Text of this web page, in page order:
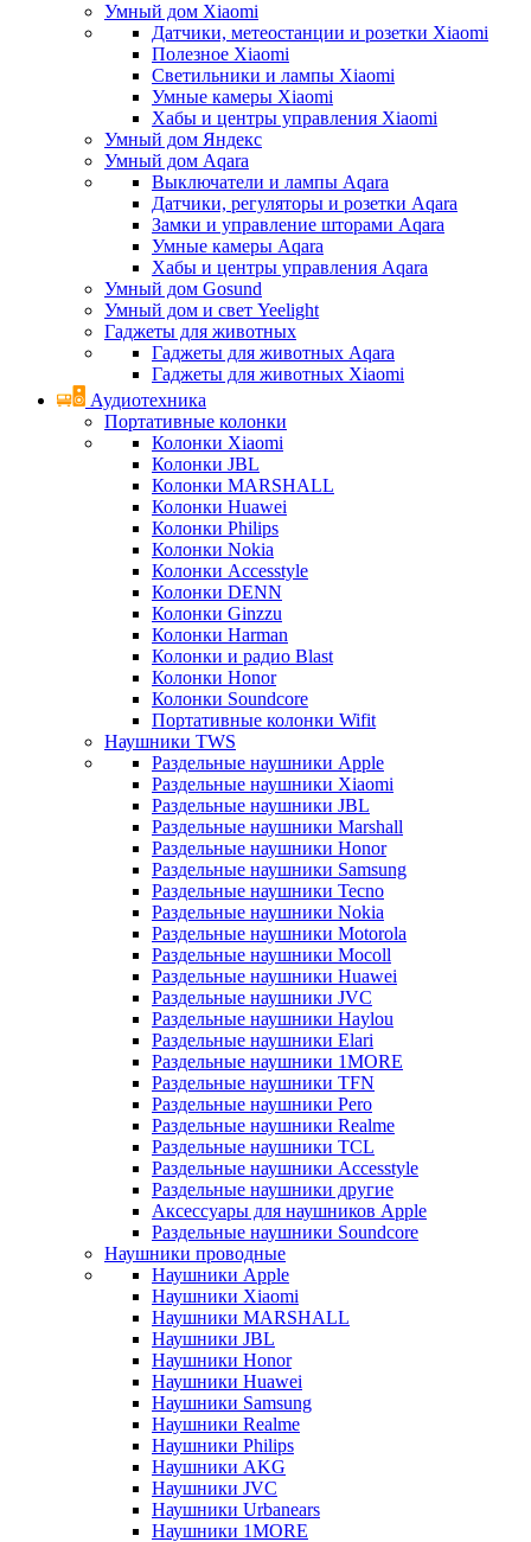
Умный дом Xiaomi
Датчики, метеостанции и розетки Xiaomi
Полезное Xiaomi
Светильники и лампы Xiaomi
Умные камеры Xiaomi
Хабы и центры управления Xiaomi
Умный дом Яндекс
Умный дом Aqara
Выключатели и лампы Aqara
Датчики, регуляторы и розетки Aqara
Замки и управление шторами Aqara
Умные камеры Aqara
Хабы и центры управления Aqara
Умный дом Gosund
Умный дом и свет Yeelight
Гаджеты для животных
Гаджеты для животных Aqara
Гаджеты для животных Xiaomi
Аудиотехника
Портативные колонки
Колонки Xiaomi
Колонки JBL
Колонки MARSHALL
Колонки Huawei
Колонки Philips
Колонки Nokia
Колонки Accesstyle
Колонки DENN
Колонки Ginzzu
Колонки Harman
Колонки и радио Blast
Колонки Honor
Колонки Soundcore
Портативные колонки Wifit
Наушники TWS
Раздельные наушники Apple
Раздельные наушники Xiaomi
Раздельные наушники JBL
Раздельные наушники Marshall
Раздельные наушники Honor
Раздельные наушники Samsung
Раздельные наушники Tecno
Раздельные наушники Nokia
Раздельные наушники Motorola
Раздельные наушники Mocoll
Раздельные наушники Huawei
Раздельные наушники JVC
Раздельные наушники Haylou
Раздельные наушники Elari
Раздельные наушники 1MORE
Раздельные наушники TFN
Раздельные наушники Pero
Раздельные наушники Realme
Раздельные наушники TCL
Раздельные наушники Accesstyle
Раздельные наушники другие
Аксессуары для наушников Apple
Раздельные наушники Soundcore
Наушники проводные
Наушники Apple
Наушники Xiaomi
Наушники MARSHALL
Наушники JBL
Наушники Honor
Наушники Huawei
Наушники Samsung
Наушники Realme
Наушники Philips
Наушники AKG
Наушники JVC
Наушники Urbanears
Наушники 1MORE